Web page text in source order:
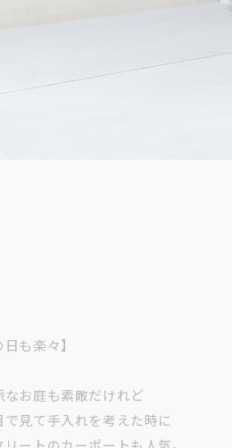
日も楽々】
なお庭も素敵だけれど
で見て手入れを考えた時に